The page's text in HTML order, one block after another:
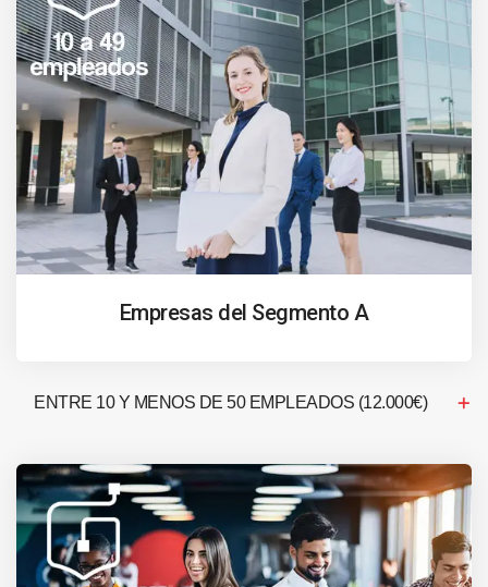
Empresas del Segmento A
ENTRE 10 Y MENOS DE 50 EMPLEADOS (12.000€)